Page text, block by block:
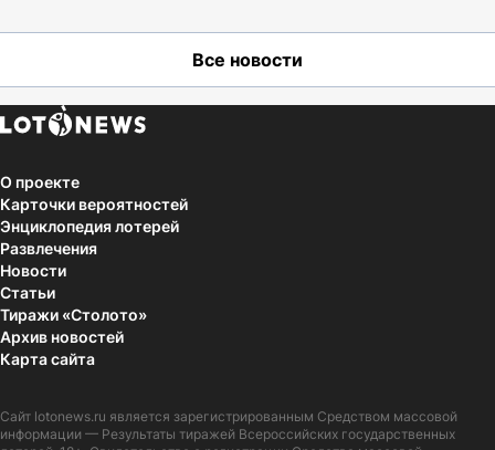
Все новости
О проекте
Карточки вероятностей
Энциклопедия лотерей
Развлечения
Новости
Статьи
Тиражи «Столото»
Архив новостей
Карта сайта
Сайт lotonews.ru является зарегистрированным Средством массовой
информации — Результаты тиражей Всероссийских государственных